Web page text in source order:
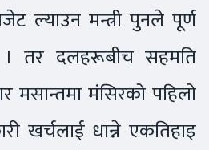
ल्याउन मन्त्री पुनले पूर्ण
। तर दलहरूबीच सहमति
मंसिरको पहिलो
खर्चलाई धान्ने एकतिहाइ